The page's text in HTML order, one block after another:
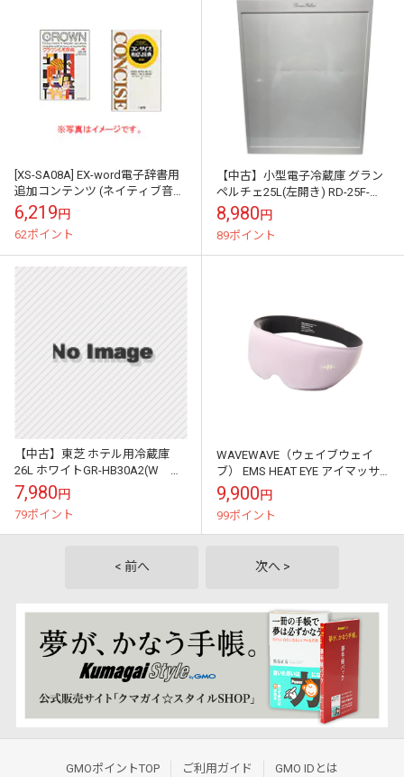
[XS-SA08A] EX-word電子辞書用
追加コンテンツ (ネイティブ音声
収録版) クラウン仏和辞典(第5
版) コンサイス和仏...
6,219円
62ポイント
【中古】小型電子冷蔵庫 グラン
ペルチェ25L(左開き) RD-25F-
LW2 2016年 中で5度まで冷え
ました
8,980円
89ポイント
【中古】東芝 ホテル用冷蔵庫
26L ホワイトGR-HB30A2(W イ
ンバーターコンプレッサー 左
右開き付け替えOK
7,980円
79ポイント
WAVEWAVE（ウェイブウェイ
ブ） EMS HEAT EYE アイマッサ
ージャー アイウォーマー 睡眠 ア
イマッサージ アイ...
9,900円
99ポイント
< 前へ 次へ >
GMOポイントTOP ご利用ガイド
GMO IDとは